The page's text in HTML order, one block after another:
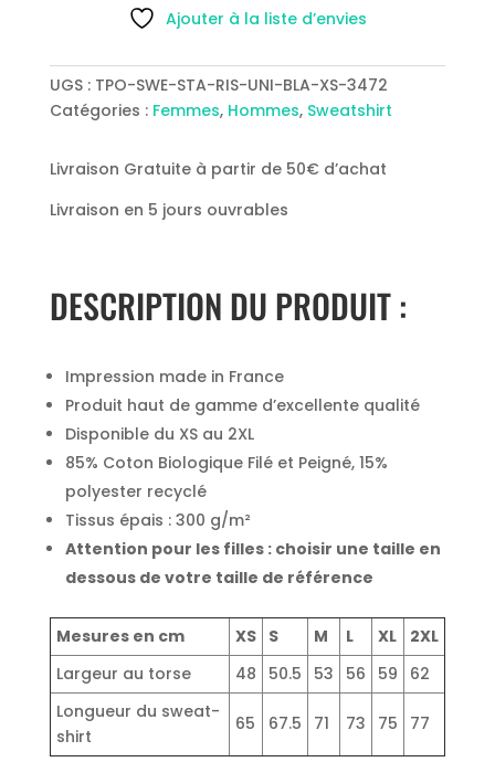
N&B
–
Coton
Ajouter à la liste d’envies
UGS : TPO-SWE-STA-RIS-UNI-BLA-XS-3472
Catégories : Femmes, Hommes, Sweatshirt
Livraison Gratuite à partir de 50€ d’achat
Livraison en 5 jours ouvrables
DESCRIPTION DU PRODUIT :
Impression made in France
Produit haut de gamme d’excellente qualité
Disponible du XS au 2XL
85% Coton Biologique Filé et Peigné, 15%
polyester recyclé
Tissus épais : 300 g/m²
Attention pour les filles : choisir une taille en
dessous de votre taille de référence
Mesures en cm XS S M L XL
2XL
Largeur au torse
48 50.5 53 56 59
62
Longueur du sweat-
shirt
65 67.5 71 73 75 77